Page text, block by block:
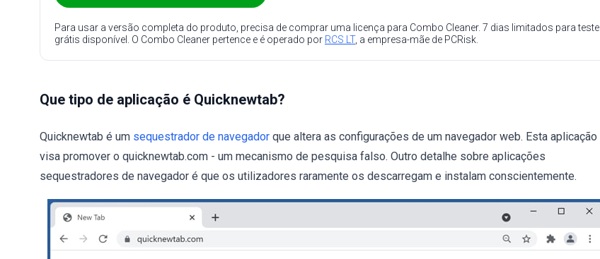
Para usar a versão completa do produto, precisa de comprar uma licença para Combo Cleaner. 7 dias limitados para teste
grátis disponível. O Combo Cleaner pertence e é operado por RCS LT, a empresa-mãe de PCRisk.
Que tipo de aplicação é Quicknewtab?
Quicknewtab é um sequestrador de navegador que altera as configurações de um navegador web. Esta aplicação
visa promover o quicknewtab.com - um mecanismo de pesquisa falso. Outro detalhe sobre aplicações
sequestradores de navegador é que os utilizadores raramente os descarregam e instalam conscientemente.